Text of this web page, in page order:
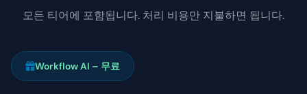
모든 티어에 포함됩니다. 처리 비용만 지불하면 됩니다.
Workflow AI – 무료